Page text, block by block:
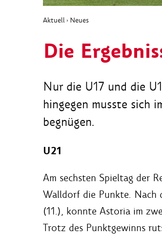
Aktuell › Neues
Die
Nur die U17 und die
hingegen musste sich
begnügen.
U21
Am sechsten Spieltag der
Walldorf die Punkte. Nach
(11.), konnte Astoria im
Trotz des Punktgewinns